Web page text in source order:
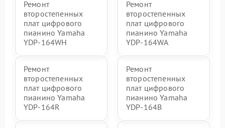
Ремонт
второстепенных
плат цифрового
пианино Yamaha
YDP-164WH
Ремонт
второстепенных
плат цифрового
пианино Yamaha
YDP-164WA
Ремонт
второстепенных
плат цифрового
пианино Yamaha
YDP-164R
Ремонт
второстепенных
плат цифрового
пианино Yamaha
YDP-164B